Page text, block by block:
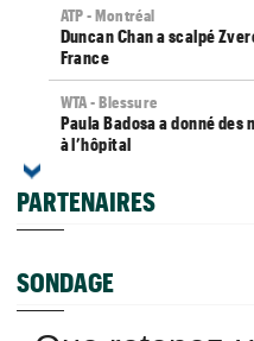
ATP - Montréal
Duncan Chan a scalpé
France
WTA - Blessure
Paula Badosa a donné des
à l’hôpital
ATP - Montréal
Arthur Fils savoure :
tournois"
WTA - Toronto
Aryna Sabalenka taquine
battre si..."
PARTENAIRES
SONDAGE